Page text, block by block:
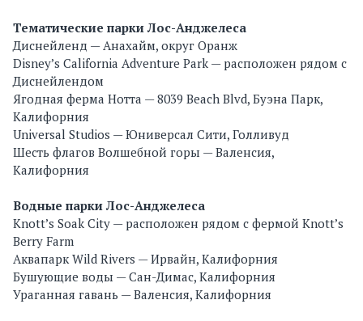
Тематические парки Лос-Анджелеса
Диснейленд — Анахайм, округ Оранж
Disney’s California Adventure Park — расположен рядом с
Диснейлендом
Ягодная ферма Нотта — 8039 Beach Blvd, Буэна Парк,
Калифорния
Universal Studios — Юниверсал Сити, Голливуд
Шесть флагов Волшебной горы — Валенсия,
Калифорния
Водные парки Лос-Анджелеса
Knott’s Soak City — расположен рядом с фермой Knott’s
Berry Farm
Аквапарк Wild Rivers — Ирвайн, Калифорния
Бушующие воды — Сан-Димас, Калифорния
Ураганная гавань — Валенсия, Калифорния